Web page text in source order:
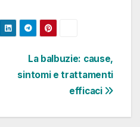
La balbuzie: cause,
sintomi e trattamenti
efficaci